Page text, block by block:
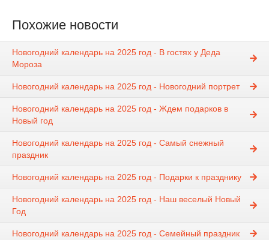
Похожие новости
Новогодний календарь на 2025 год - В гостях у Деда
Мороза
Новогодний календарь на 2025 год - Новогодний портрет
Новогодний календарь на 2025 год - Ждем подарков в
Новый год
Новогодний календарь на 2025 год - Самый снежный
праздник
Новогодний календарь на 2025 год - Подарки к празднику
Новогодний календарь на 2025 год - Наш веселый Новый
Год
Новогодний календарь на 2025 год - Семейный праздник